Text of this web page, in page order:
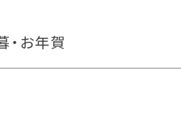
・お年賀